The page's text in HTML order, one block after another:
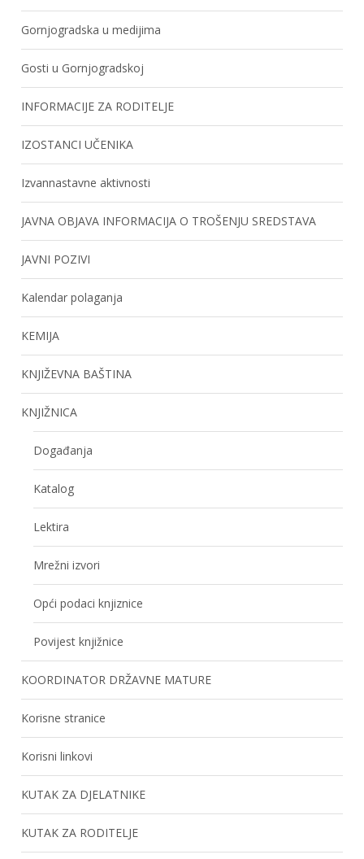
Gornjogradska u medijima
Gosti u Gornjogradskoj
INFORMACIJE ZA RODITELJE
IZOSTANCI UČENIKA
Izvannastavne aktivnosti
JAVNA OBJAVA INFORMACIJA O TROŠENJU SREDSTAVA
JAVNI POZIVI
Kalendar polaganja
KEMIJA
KNJIŽEVNA BAŠTINA
KNJIŽNICA
Događanja
Katalog
Lektira
Mrežni izvori
Opći podaci knjiznice
Povijest knjižnice
KOORDINATOR DRŽAVNE MATURE
Korisne stranice
Korisni linkovi
KUTAK ZA DJELATNIKE
KUTAK ZA RODITELJE